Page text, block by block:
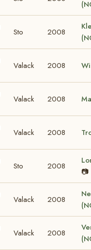
Sto 2008
Valack 2008
Valack 2008
Valack 2008
Sto 2008
📷
Valack 2008
Valack 2008